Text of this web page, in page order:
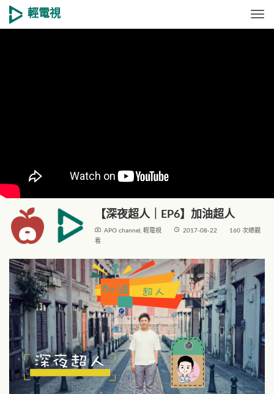
輕電視
【深夜超人｜EP6】加油超人
live_tv APO channel , 輕電視 access_time 2017-08-22
160 次總觀
看